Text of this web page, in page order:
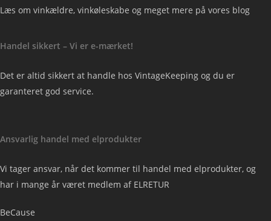
Læs om vinkældre, vinkøleskabe og meget mere på vores blog
Handel sikkert – Vi er e-mærket!
Det er altid sikkert at handle hos VintageKeeping og du er
garanteret god service.
Ansvarlig handel med elprodukter
Vi tager ansvar, når det kommer til handel med elprodukter, og
har i mange år været medlem af ELRETUR
BeCause